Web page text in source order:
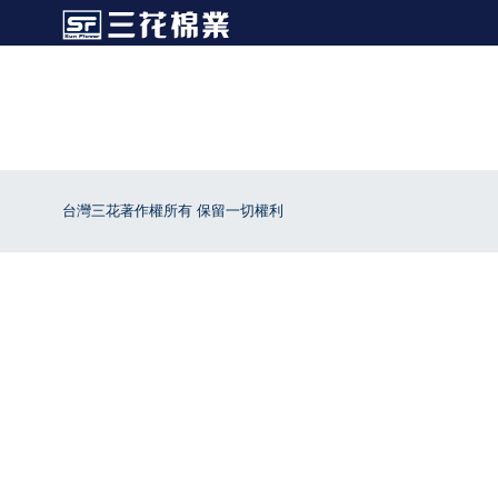
台灣三花著作權所有 保留一切權利